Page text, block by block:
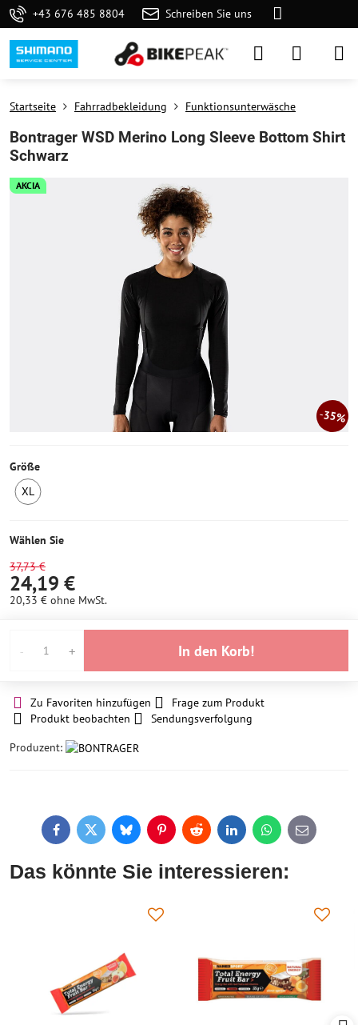
+43 676 485 8804 Schreiben Sie uns
AKCIA
35%
Startseite Fahrradbekleidung Funktionsunterwäsche
Bontrager WSD Merino Long Sleeve Bottom Shirt
Schwarz
Größe
XL
auf
Wählen Sie
37,73 €
24,19 €
20,33 € ohne MwSt.
In den Korb!
Zu Favoriten hinzufügen
Frage zum Produkt
Produkt beobachten
Sendungsverfolgung
Produzent:
FacebookTwitterBlueskyPinterestReddit LinkedInWhatsApp
E-
mail
Das könnte Sie interessieren: